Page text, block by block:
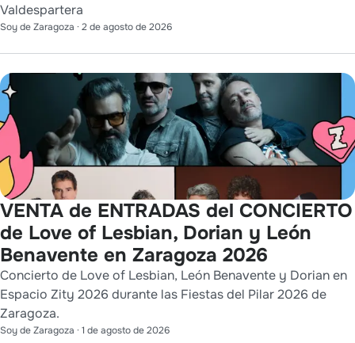
Valdespartera
Soy de Zaragoza · 2 de agosto de 2026
VENTA de ENTRADAS del CONCIERTO
de Love of Lesbian, Dorian y León
Benavente en Zaragoza 2026
Concierto de Love of Lesbian, León Benavente y Dorian en
Espacio Zity 2026 durante las Fiestas del Pilar 2026 de
Zaragoza.
Soy de Zaragoza · 1 de agosto de 2026